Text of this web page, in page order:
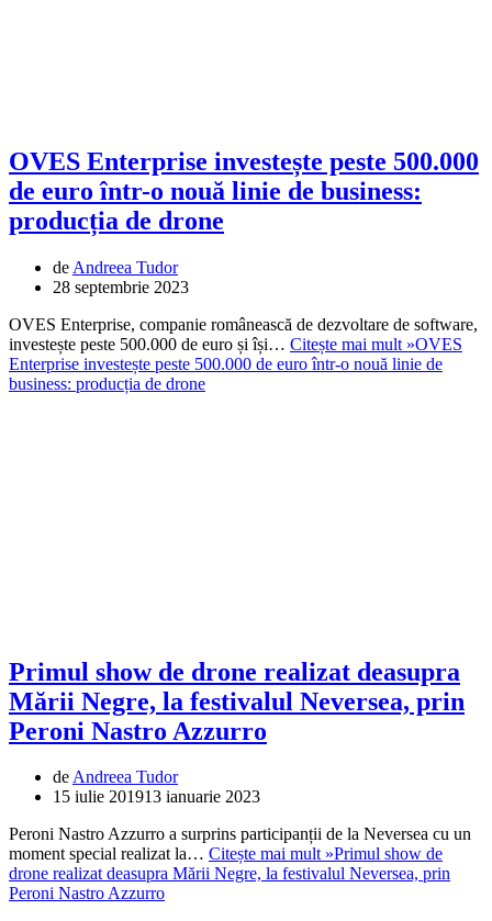
OVES Enterprise investește peste 500.000
de euro într-o nouă linie de business:
producția de drone
de Andreea Tudor
28 septembrie 2023
OVES Enterprise, companie românească de dezvoltare de software,
investește peste 500.000 de euro și își… Citește mai mult »OVES
Enterprise investește peste 500.000 de euro într-o nouă linie de
business: producția de drone
Primul show de drone realizat deasupra
Mării Negre, la festivalul Neversea, prin
Peroni Nastro Azzurro
deAndreea Tudor
15 iulie 201913 ianuarie 2023
Peroni Nastro Azzurro a surprins participanții de la Neversea cu un
moment special realizat la… Citește mai mult »Primul show de
drone realizat deasupra Mării Negre, la festivalul Neversea, prin
Peroni Nastro Azzurro